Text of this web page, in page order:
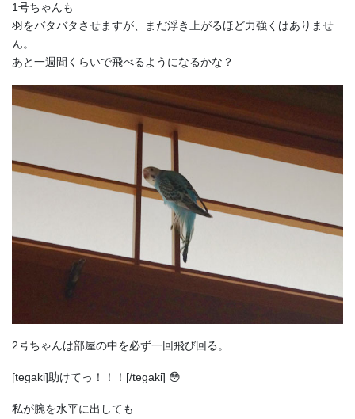
1号ちゃんも
羽をバタバタさせますが、まだ浮き上がるほど力強くはありませ
ん。
あと一週間くらいで飛べるようになるかな？
2号ちゃんは部屋の中を必ず一回飛び回る。
[tegaki]助けてっ！！！[/tegaki] 😳
私が腕を水平に出しても